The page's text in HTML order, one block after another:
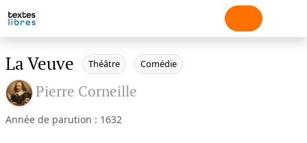
La Veuve Théâtre Comédie
Pierre Corneille
Année de parution : 1632